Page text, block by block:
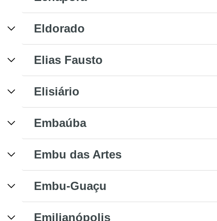
Eldorado
Elias Fausto
Elisiário
Embaúba
Embu das Artes
Embu-Guaçu
Emilianópolis